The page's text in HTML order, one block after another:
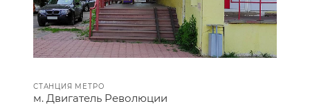
СТАНЦИЯ МЕТРО
м. Двигатель Революции